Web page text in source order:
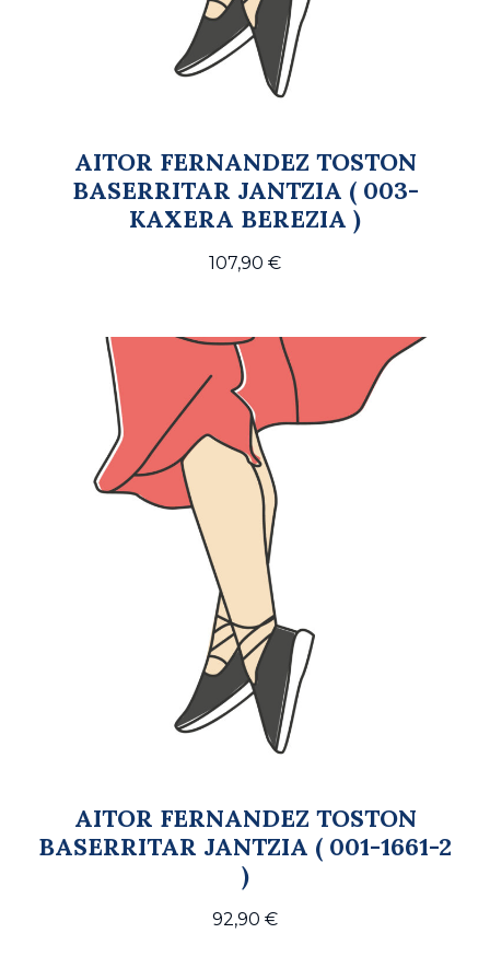
AITOR FERNANDEZ TOSTON
BASERRITAR JANTZIA ( 003-
KAXERA BEREZIA )
107,90 €
AITOR FERNANDEZ TOSTON
BASERRITAR JANTZIA ( 001-1661-2
)
92,90 €